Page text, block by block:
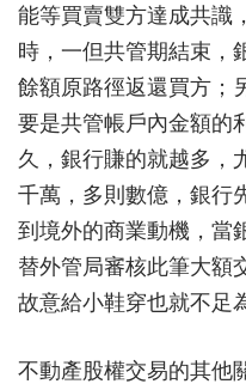
能等買賣雙方達成共識
時，一但共管期結束，
餘額原路徑返還買方；
要是共管帳戶內金額的
久，銀行賺的就越多，
千萬，多則數億，銀行
到境外的商業動機，當
替外管局審核此筆大額
故意給小鞋穿也就不足
不動產股權交易的其他